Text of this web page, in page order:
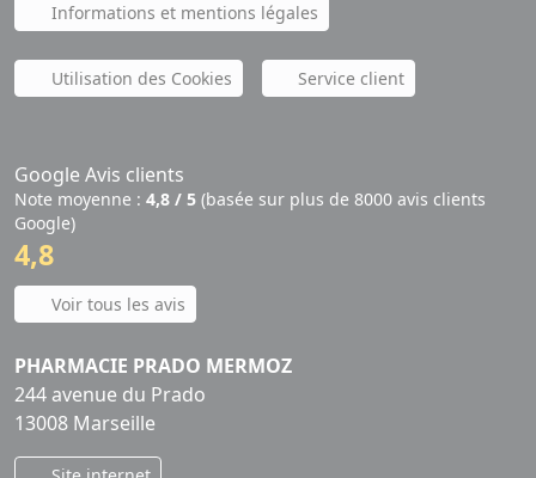
Informations et mentions légales
Utilisation des Cookies Service client
Google Avis clients
Note moyenne : 4,8 / 5 (basée sur plus de 8000 avis clients
Google)
4,8
Voir tous les avis
PHARMACIE PRADO MERMOZ
244 avenue du Prado
13008 Marseille